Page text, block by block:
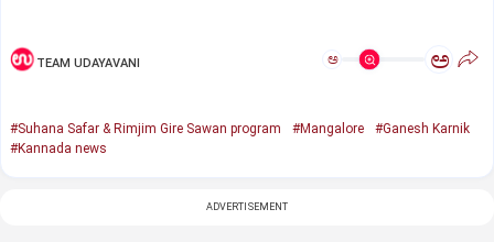
TEAM UDAYAVANI ಅ ಅ
#Suhana Safar & Rimjim Gire Sawan program #Mangalore
#Ganesh Karnik
#Kannada news
ADVERTISEMENT